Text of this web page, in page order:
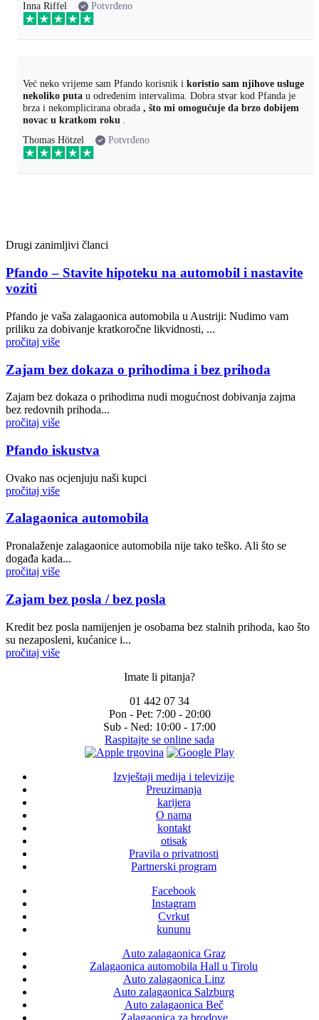
Inna Riffel
Potvrđeno
Već neko vrijeme sam Pfando korisnik i koristio sam njihove usluge
nekoliko puta u određenim intervalima. Dobra stvar kod Pfanda je
brza i nekomplicirana obrada , što mi omogućuje da brzo dobijem
novac u kratkom roku .
Thomas Hötzel
Potvrđeno
Drugi zanimljivi članci
Pfando – Stavite hipoteku na automobil i nastavite
voziti
Pfando je vaša zalagaonica automobila u Austriji: Nudimo vam
priliku za dobivanje kratkoročne likvidnosti, ...
pročitaj više
Zajam bez dokaza o prihodima i bez prihoda
Zajam bez dokaza o prihodima nudi mogućnost dobivanja zajma
bez redovnih prihoda...
pročitaj više
Pfando iskustva
Ovako nas ocjenjuju naši kupci
pročitaj više
Zalagaonica automobila
Pronalaženje zalagaonice automobila nije tako teško. Ali što se
događa kada...
pročitaj više
Zajam bez posla / bez posla
Kredit bez posla namijenjen je osobama bez stalnih prihoda, kao što
su nezaposleni, kućanice i...
pročitaj više
Imate li pitanja?
01 442 07 34
Pon - Pet: 7:00 - 20:00
Sub - Ned: 10:00 - 17:00
Raspitajte se online sada
Izvještaji medija i televizije
Preuzimanja
karijera
O nama
kontakt
otisak
Pravila o privatnosti
Partnerski program
Facebook
Instagram
Cvrkut
kununu
Auto zalagaonica Graz
Zalagaonica automobila Hall u Tirolu
Auto zalagaonica Linz
Auto zalagaonica Salzburg
Auto zalagaonica Beč
Zalagaonica za brodove